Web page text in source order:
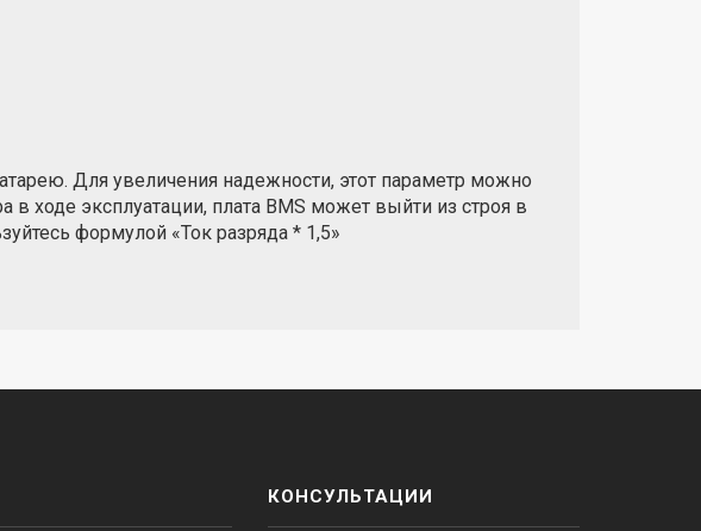
Для увеличения надежности, этот параметр можно
ходе эксплуатации, плата BMS может выйти из строя в
формулой «Ток разряда * 1,5»
КОНСУЛЬТАЦИИ